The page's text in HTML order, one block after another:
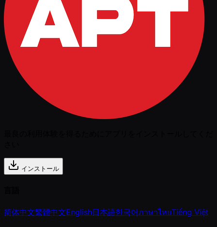
インストール
简体中文繁體中文English日本語한국어ภาษาไทยTiếng Việt